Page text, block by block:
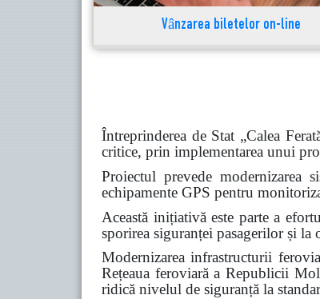
Vânzarea biletelor on-line
Întreprinderea de Stat „Calea
critice, prin implementarea unui
Proiectul prevede modernizarea
echipamente GPS pentru
Această inițiativă este parte a
sporirea siguranței pasagerilor și
Modernizarea infrastructurii
Rețeaua feroviară a Republicii
ridică nivelul de siguranță la